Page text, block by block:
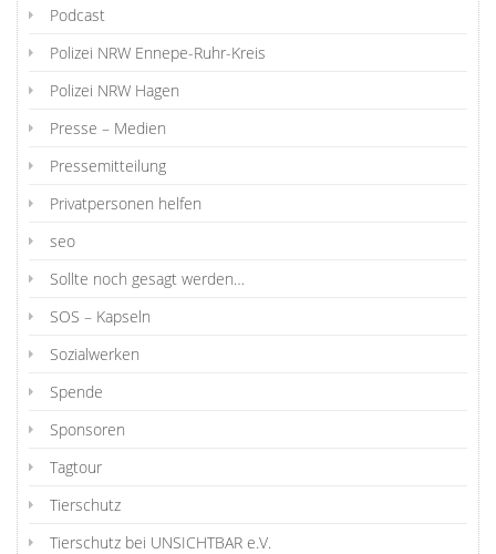
Podcast
Polizei NRW Ennepe-Ruhr-Kreis
Polizei NRW Hagen
Presse – Medien
Pressemitteilung
Privatpersonen helfen
seo
Sollte noch gesagt werden…
SOS – Kapseln
Sozialwerken
Spende
Sponsoren
Tagtour
Tierschutz
Tierschutz bei UNSICHTBAR e.V.